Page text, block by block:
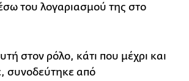
του λογαριασμού της στο
στον ρόλο, κάτι που μέχρι και
συνοδεύτηκε από